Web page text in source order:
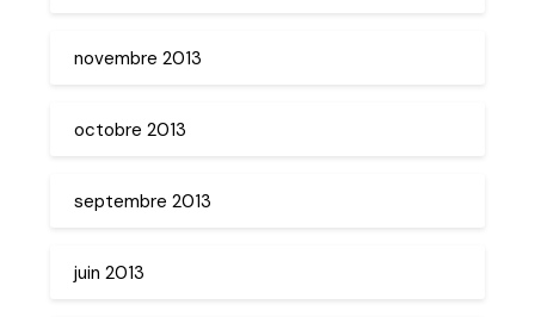
novembre 2013
octobre 2013
septembre 2013
juin 2013